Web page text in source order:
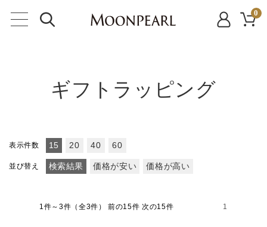
0
ギフトラッピング
表示件数 15 20 40 60
並び替え 検索結果 価格が安い 価格が高い
1件～3件（全3件） 前の15件 次の15件 1